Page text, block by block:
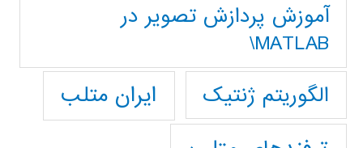
آموزش پردازش تصوير در
MATLAB\
الگوریتم ژنتیک
ایران متلب